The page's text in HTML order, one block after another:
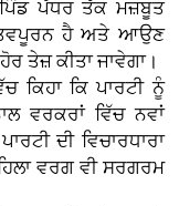
ਪਿੰਡ ਪੱਧਰ ਤੱਕ ਮਜ਼ਬੂਤ
ਹੈ ਅਤੇ ਆਉਣ
ਤੇਜ਼ ਕੀਤਾ ਜਾਵੇਗਾ।
ਕਿਹਾ ਕਿ ਪਾਰਟੀ ਨੂੰ
ਵਰਕਰਾਂ ਵਿੱਚ ਨਵਾਂ
ਦੀ ਵਿਚਾਰਧਾਰਾ
ਵਰਗ ਵੀ ਸਰਗਰਮ